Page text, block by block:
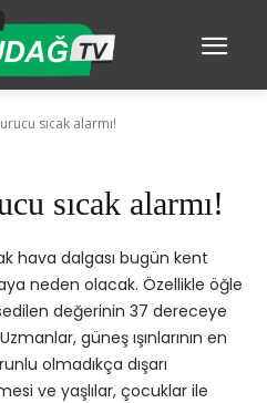
sıcak alarmı!
sıcak alarmı!
hava dalgası bugün kent
neden olacak. Özellikle öğle
değerinin 37 dereceye
güneş ışınlarının en
olmadıkça dışarı
ve yaşlılar, çocuklar ile